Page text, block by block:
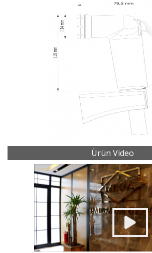
Ürün Video